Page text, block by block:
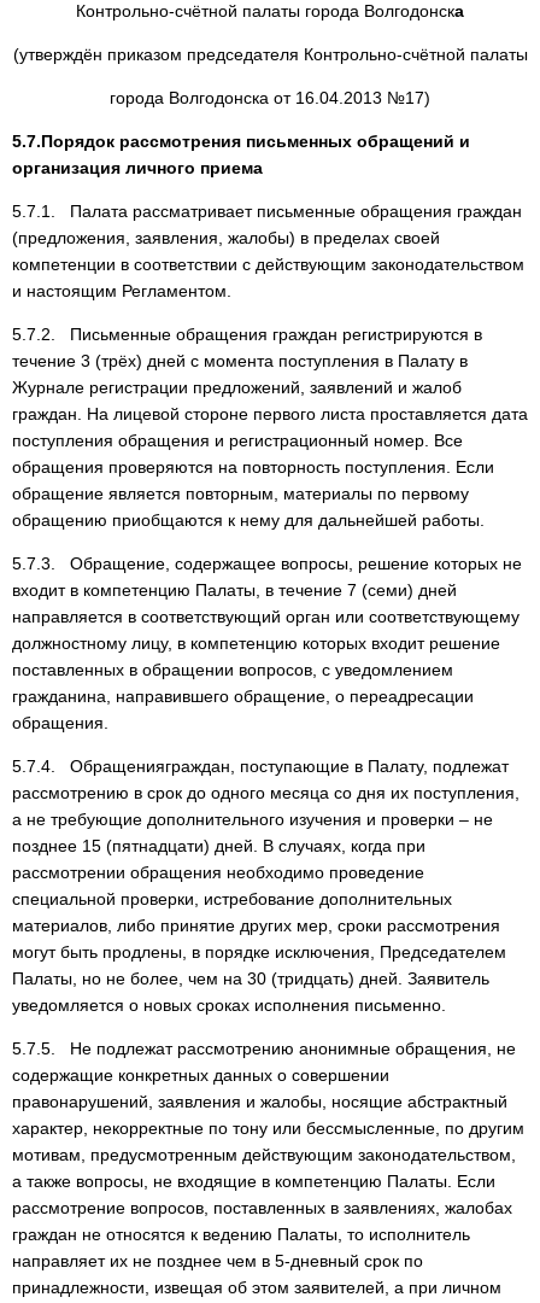
Контрольно-счётной палаты города Волгодонска
(утверждён приказом председателя Контрольно-счётной палаты
города Волгодонска от 16.04.2013 №17)
5.7.Порядок рассмотрения письменных обращений и
организация личного приема
5.7.1. Палата рассматривает письменные обращения граждан
(предложения, заявления, жалобы) в пределах своей
компетенции в соответствии с действующим законодательством
и настоящим Регламентом.
5.7.2. Письменные обращения граждан регистрируются в
течение 3 (трёх) дней с момента поступления в Палату в
Журнале регистрации предложений, заявлений и жалоб
граждан. На лицевой стороне первого листа проставляется дата
поступления обращения и регистрационный номер. Все
обращения проверяются на повторность поступления. Если
обращение является повторным, материалы по первому
обращению приобщаются к нему для дальнейшей работы.
5.7.3. Обращение, содержащее вопросы, решение которых не
входит в компетенцию Палаты, в течение 7 (семи) дней
направляется в соответствующий орган или соответствующему
должностному лицу, в компетенцию которых входит решение
поставленных в обращении вопросов, с уведомлением
гражданина, направившего обращение, о переадресации
обращения.
5.7.4. Обращенияграждан, поступающие в Палату, подлежат
рассмотрению в срок до одного месяца со дня их поступления,
а не требующие дополнительного изучения и проверки – не
позднее 15 (пятнадцати) дней. В случаях, когда при
рассмотрении обращения необходимо проведение
специальной проверки, истребование дополнительных
материалов, либо принятие других мер, сроки рассмотрения
могут быть продлены, в порядке исключения, Председателем
Палаты, но не более, чем на 30 (тридцать) дней. Заявитель
уведомляется о новых сроках исполнения письменно.
5.7.5. Не подлежат рассмотрению анонимные обращения, не
содержащие конкретных данных о совершении
правонарушений, заявления и жалобы, носящие абстрактный
характер, некорректные по тону или бессмысленные, по другим
мотивам, предусмотренным действующим законодательством,
а также вопросы, не входящие в компетенцию Палаты. Если
рассмотрение вопросов, поставленных в заявлениях, жалобах
граждан не относятся к ведению Палаты, то исполнитель
направляет их не позднее чем в 5-дневный срок по
принадлежности, извещая об этом заявителей, а при личном